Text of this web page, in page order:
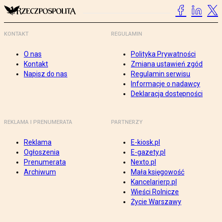
KONTAKT
O nas
Kontakt
Napisz do nas
REGULAMIN
Polityka Prywatności
Zmiana ustawień zgód
Regulamin serwisu
Informacje o nadawcy
Deklaracja dostępności
REKLAMA I PRENUMERATA
Reklama
Ogłoszenia
Prenumerata
Archiwum
PARTNERZY
E-kiosk.pl
E-gazety.pl
Nexto.pl
Mała księgowość
Kancelarierp.pl
Wieści Rolnicze
Życie Warszawy